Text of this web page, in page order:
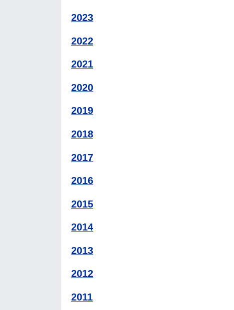
2023
2022
2021
2020
2019
2018
2017
2016
2015
2014
2013
2012
2011